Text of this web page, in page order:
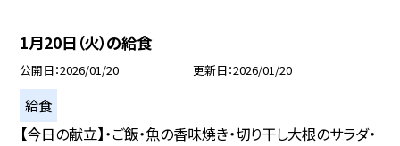
1月20日（火）の給食
公開日 2026/01/20 更新日 2026/01/20
給食
【今日の献立】・ご飯・魚の香味焼き・切り干し大根のサラダ・